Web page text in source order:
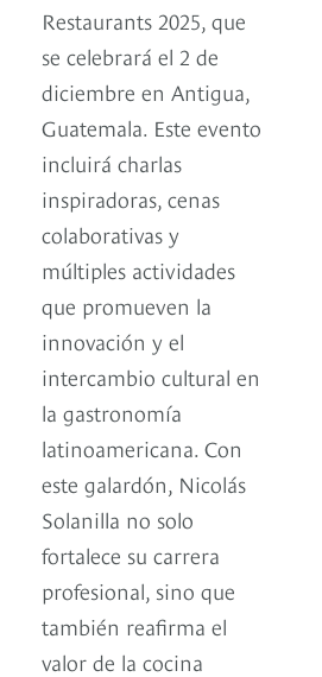
Restaurants 2025, que
se celebrará el 2 de
diciembre en Antigua,
Guatemala. Este evento
incluirá charlas
inspiradoras, cenas
colaborativas y
múltiples actividades
que promueven la
innovación y el
intercambio cultural en
la gastronomía
latinoamericana. Con
este galardón, Nicolás
Solanilla no solo
fortalece su carrera
profesional, sino que
también reafirma el
valor de la cocina